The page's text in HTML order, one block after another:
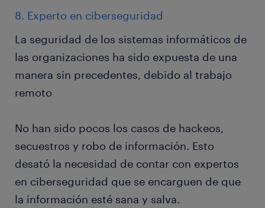
8. Experto en ciberseguridad
La seguridad de los sistemas informáticos de
las organizaciones ha sido expuesta de una
manera sin precedentes, debido al trabajo
remoto
No han sido pocos los casos de hackeos,
secuestros y robo de información. Esto
desató la necesidad de contar con expertos
en ciberseguridad que se encarguen de que
la información esté sana y salva.